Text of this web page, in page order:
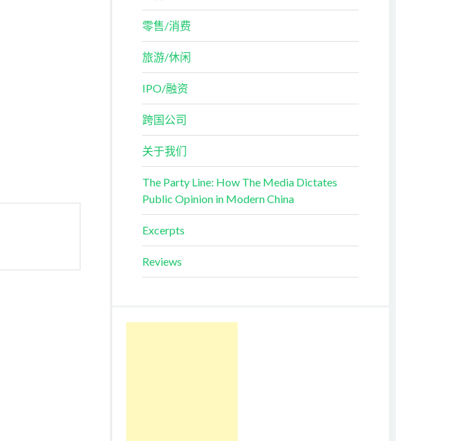
零售/消费
旅游/休闲
IPO/融资
跨国公司
关于我们
The Party Line: How The Media Dictates
Public Opinion in Modern China
Excerpts
Reviews